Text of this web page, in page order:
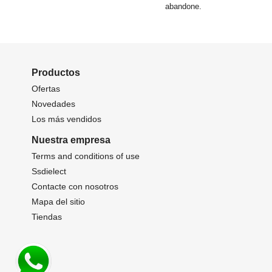
abandone.
Productos
Ofertas
Novedades
Los más vendidos
Nuestra empresa
Terms and conditions of use
Ssdielect
Contacte con nosotros
Mapa del sitio
Tiendas